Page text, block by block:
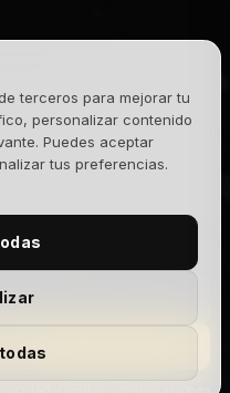
terceros para mejorar tu
personalizar contenido
Puedes aceptar
tus preferencias.
Sin spam.